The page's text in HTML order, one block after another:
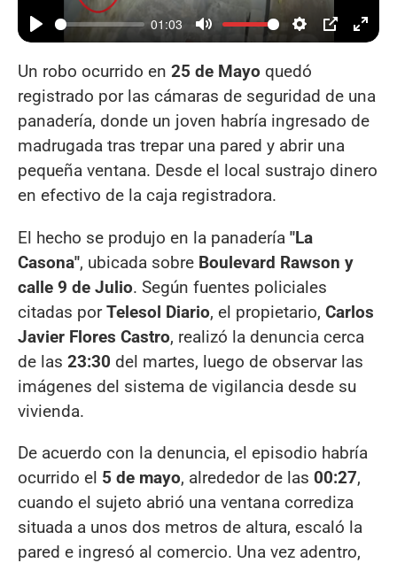
01:03
Un robo ocurrido en 25 de Mayo quedó
registrado por las cámaras de seguridad de una
panadería, donde un joven habría ingresado de
madrugada tras trepar una pared y abrir una
pequeña ventana. Desde el local sustrajo dinero
en efectivo de la caja registradora.
El hecho se produjo en la panadería "La
Casona", ubicada sobre Boulevard Rawson y
calle 9 de Julio. Según fuentes policiales
citadas porTelesol Diario, el propietario, Carlos
Javier Flores Castro, realizó la denuncia cerca
de las 23:30 del martes, luego de observar las
imágenes del sistema de vigilancia desde su
vivienda.
De acuerdo con la denuncia, el episodio habría
ocurrido el 5 de mayo, alrededor de las 00:27,
cuando el sujeto abrió una ventana corrediza
situada a unos dos metros de altura, escaló la
pared e ingresó al comercio. Una vez adentro,